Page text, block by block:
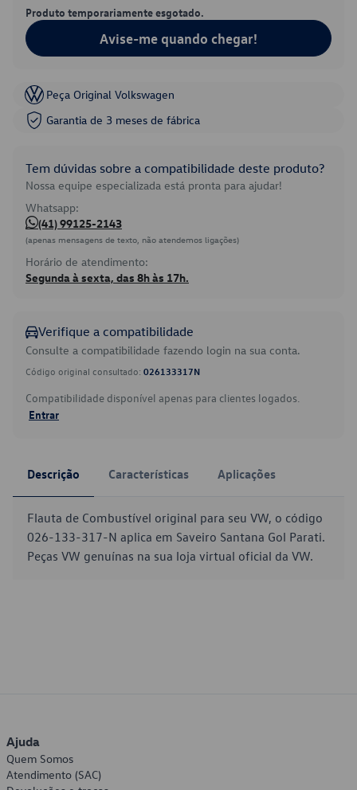
Produto temporariamente esgotado.
Avise-me quando chegar!
Peça Original Volkswagen
Garantia de 3 meses de fábrica
Tem dúvidas sobre a compatibilidade deste produto?
Nossa equipe especializada está pronta para ajudar!
Whatsapp:
(41) 99125-2143
(apenas mensagens de texto, não atendemos ligações)
Horário de atendimento:
Segunda à sexta, das 8h às 17h.
Verifique a compatibilidade
Consulte a compatibilidade fazendo login na sua conta.
Código original consultado: 026133317N
Compatibilidade disponível apenas para clientes logados.
Entrar
Descrição Características Aplicações
Flauta de Combustível original para seu VW, o código
026-133-317-N aplica em Saveiro Santana Gol Parati.
Peças VW genuínas na sua loja virtual oficial da VW.
Ajuda
Quem Somos
Atendimento (SAC)